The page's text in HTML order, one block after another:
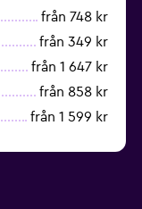
från 748 kr
från 349 kr
från 1 647 kr
från 858 kr
från 1 599 kr